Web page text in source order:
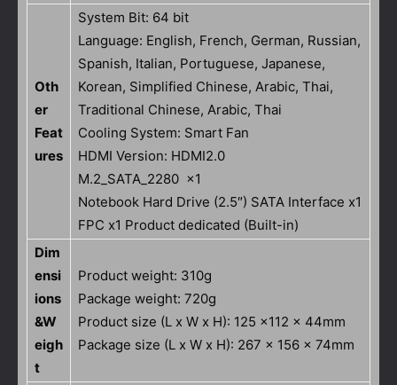
Oth
er
Feat
ures
System Bit: 64 bit
Language: English, French, German, Russian,
Spanish, Italian, Portuguese, Japanese,
Korean, Simplified Chinese, Arabic, Thai,
Traditional Chinese, Arabic, Thai
Cooling System: Smart Fan
HDMI Version: HDMI2.0
M.2_SATA_2280 x1
Notebook Hard Drive (2.5″) SATA Interface x1
FPC x1 Product dedicated (Built-in)
Dim
ensi
ions
&W
eigh
t
Product weight: 310g
Package weight: 720g
Product size (L x W x H): 125 x112 x 44mm
Package size (L x W x H): 267 x 156 x 74mm